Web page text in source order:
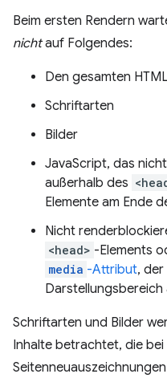
Beim ersten Rendern
nichtauf Folgendes:
Den gesamten
Schriftarten
Bilder
JavaScript, das
außerhalb des
Elemente am Ende
Nicht
<head> -Elements
media -Attribut,
Schriftarten und Bilder
Inhalte betrachtet, die